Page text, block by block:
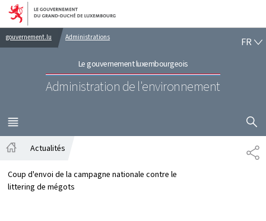
Aller au menu principal
Aller au contenu
gouvernement.lu Administrations
Le gouvernement luxembourgeois
Administration de l'environnement
FR
MENU
PRINCIPAL
Actualités
Coup d'envoi de la campagne nationale contre le
littering de mégots